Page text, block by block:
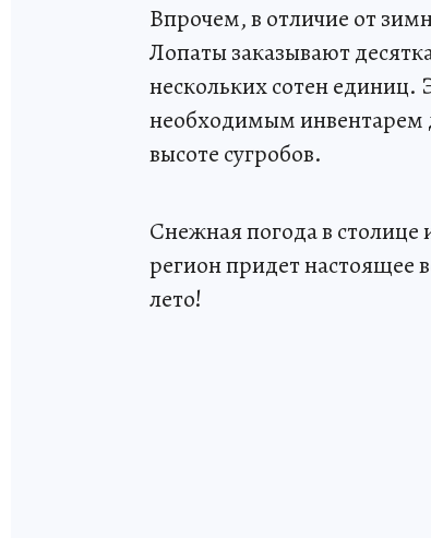
Впрочем, в отличие от
Лопаты заказывают
нескольких сотен единиц.
необходимым инвентарем
высоте сугробов.
Снежная погода в столице
регион придет настоящее
лето!